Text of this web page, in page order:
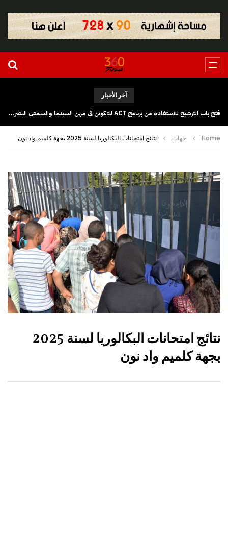
آخر الأخبار
فتح باب الترشيح للاستفادة من برنامج ACT للتكوين في مهن السينما والسمعي البصري بجهة كلميم وادنون
Home جهات نتائج امتحانات البكالوريا لسنة 2025 بجهة كلميم واد نون
نتائج امتحانات البكالوريا لسنة 2025
بجهة كلميم واد نون